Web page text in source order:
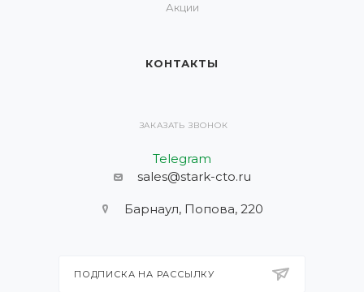
Акции
КОНТАКТЫ
ЗАКАЗАТЬ ЗВОНОК
Telegram
sales@stark-cto.ru
Барнаул, Попова, 220
ПОДПИСКА НА РАССЫЛКУ